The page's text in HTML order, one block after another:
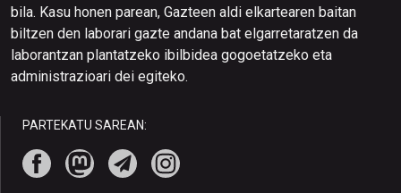
bila. Kasu honen parean, Gazteen aldi elkartearen baitan
biltzen den laborari gazte andana bat elgarretaratzen da
laborantzan plantatzeko ibilbidea gogoetatzeko eta
administrazioari dei egiteko.
PARTEKATU SAREAN: